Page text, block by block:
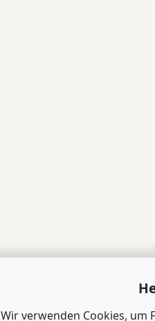
Wir verwenden Cookies, um